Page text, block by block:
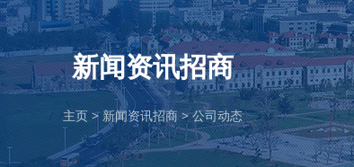
新闻资讯招商
主页>新闻资讯招商>公司动态